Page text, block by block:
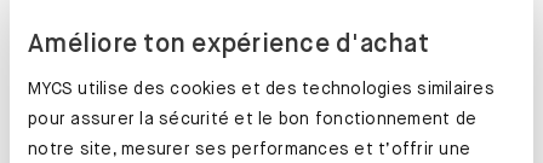
Améliore ton expérience d'achat
MYCS utilise des cookies et des technologies similaires
pour assurer la sécurité et le bon fonctionnement de
notre site, mesurer ses performances et t’offrir une